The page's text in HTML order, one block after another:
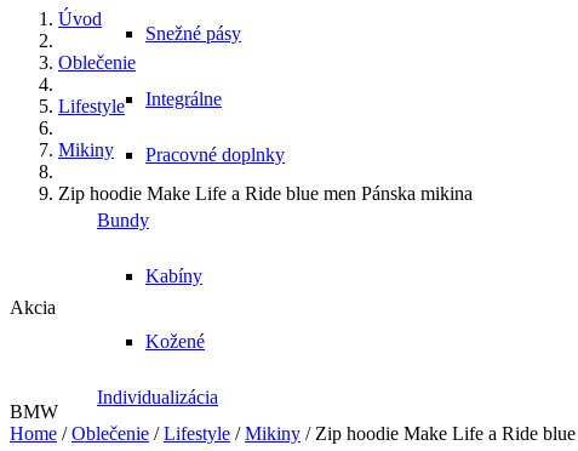
Integrálne
Bundy
Kožené
Snežné pásy
Pracovné doplnky
Kabíny
Individualizácia
Úvod
Oblečenie
Lifestyle
Mikiny
Zip hoodie Make Life a Ride blue men Pánska mikina
Akcia
BMW
Home /Oblečenie /Lifestyle /Mikiny / Zip hoodie Make Life a Ride blue